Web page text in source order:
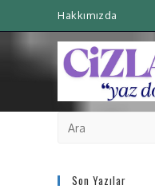
Hakkımızda
Son Yazılar